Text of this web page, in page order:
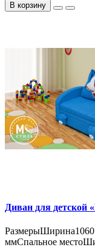
В корзину
Диван для
ммСпальное